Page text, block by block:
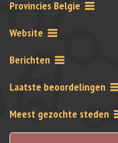
Provincies Belgie
Website
Berichten
Laatste beoordelingen
Meest gezochte steden